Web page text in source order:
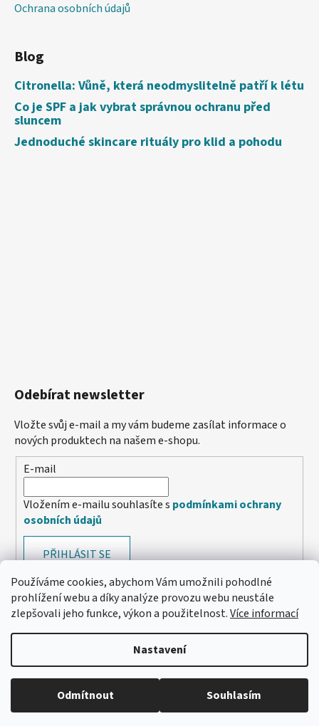
Používáme cookies, abychom Vám umožnili pohodlné
prohlížení webu a díky analýze provozu webu neustále
zlepšovali jeho funkce, výkon a použitelnost.Více informací
Nastavení
Odmítnout Souhlasím
🔴 Parfémy a vůně -20 %
Ochrana osobních údajů
Blog
Citronella: Vůně, která neodmyslitelně patří k létu
Co je SPF a jak vybrat správnou ochranu před
sluncem
Jednoduché skincare rituály pro klid a pohodu
Odebírat newsletter
Vložte svůj e-mail a my vám budeme zasílat informace o
nových produktech na našem e-shopu.
E-mail
Vložením e-mailu souhlasíte s podmínkami ochrany
osobních údajů
PŘIHLÁSIT SE
Vytvořil Shoptet
Copyright 2026e-santini.cz. Všechna práva vyhrazena.